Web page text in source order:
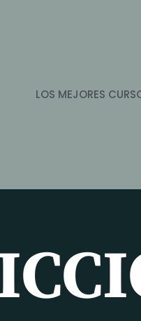
LOS MEJORES